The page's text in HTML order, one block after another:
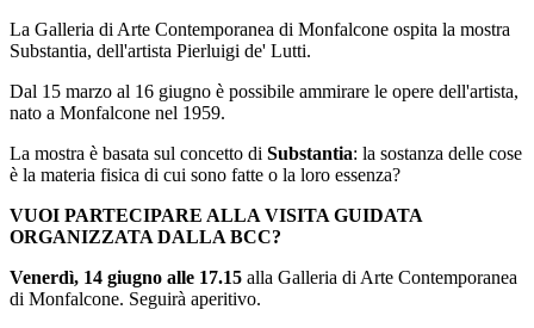
La Galleria di Arte Contemporanea di Monfalcone ospita la mostra
Substantia, dell'artista Pierluigi de' Lutti.
Dal 15 marzo al 16 giugno è possibile ammirare le opere dell'artista,
nato a Monfalcone nel 1959.
La mostra è basata sul concetto di Substantia: la sostanza delle cose
è la materia fisica di cui sono fatte o la loro essenza?
VUOI PARTECIPARE ALLA VISITA GUIDATA
ORGANIZZATA DALLA BCC?
Venerdì, 14 giugno alle 17.15 alla Galleria di Arte Contemporanea
di Monfalcone. Seguirà aperitivo.